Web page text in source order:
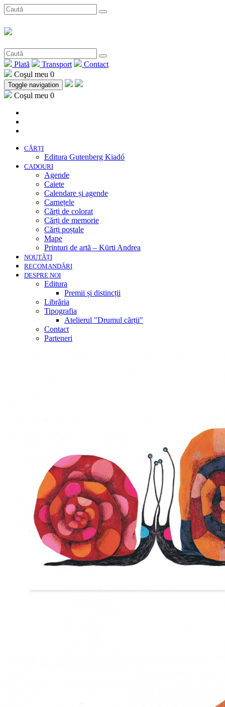
Plată Transport
Contact
Coşul meu 0
Toggle navigation
Coşul meu 0
CĂRȚI
Editura Gutenberg Kiadó
CADOURI
Agende
Caiete
Calendare și agende
Carnețele
Cărți de colorat
Cărți de memorie
Cărți poștale
Mape
Printuri de artă – Kürti Andrea
NOUTĂȚI
RECOMANDĂRI
DESPRE NOI
Editura
Premii și distincții
Librăria
Tipografia
Atelierul "Drumul cărții"
Contact
Parteneri